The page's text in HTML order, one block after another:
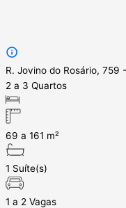
R. Jovino do Rosário, 759
2 a 3 Quartos
69 a 161 m²
1 Suíte(s)
1 a 2 Vagas